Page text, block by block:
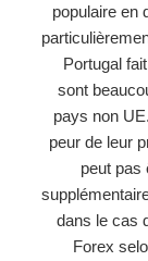
populaire en
Portugal
sont
pays non
peur de leur
peut pas
dans le cas
Forex